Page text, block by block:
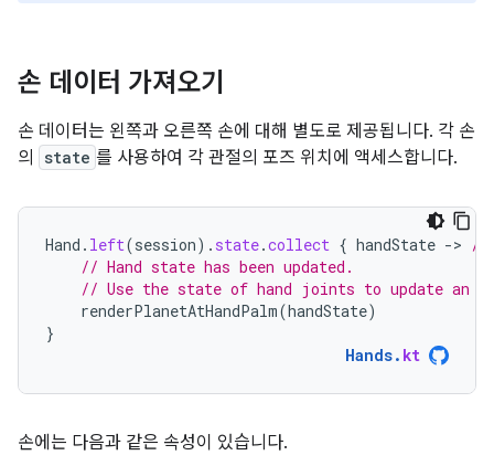
손 데이터 가져오기
손 데이터는 왼쪽과 오른쪽 손에 대해 별도로 제공됩니다. 각 손
의
state 를 사용하여 각 관절의 포즈 위치에 액세스합니다.
Hand . left(session). state.collect { handState -> //
// Hand state has been updated.
// Use the state of hand joints to update an
renderPlanetAtHandPalm(handState)
}
Hands. kt
손에는 다음과 같은 속성이 있습니다.